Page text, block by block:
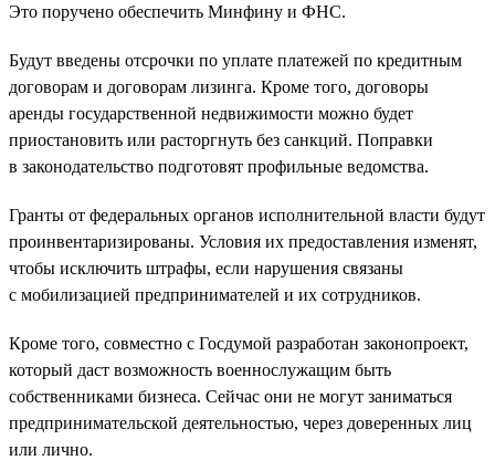
Это поручено обеспечить Минфину и ФНС.
Будут введены отсрочки по уплате платежей по кредитным
договорам и договорам лизинга. Кроме того, договоры
аренды государственной недвижимости можно будет
приостановить или расторгнуть без санкций. Поправки
в законодательство подготовят профильные ведомства.
Гранты от федеральных органов исполнительной власти будут
проинвентаризированы. Условия их предоставления изменят,
чтобы исключить штрафы, если нарушения связаны
с мобилизацией предпринимателей и их сотрудников.
Кроме того, совместно с Госдумой разработан законопроект,
который даст возможность военнослужащим быть
собственниками бизнеса. Сейчас они не могут заниматься
предпринимательской деятельностью, через доверенных лиц
или лично.